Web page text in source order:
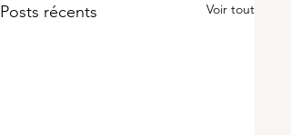
Posts récents Voir tout